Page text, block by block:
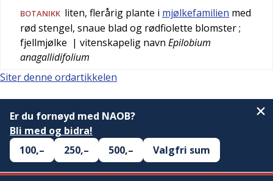
BOTANIKK liten, flerårig plante i mjølkefamilien med
rød stengel, snaue blad og rødfiolette blomster;
fjellmjølke | vitenskapelig navn Epilobium
anagallidifolium
Siter denne ordartikkelen
Er du fornøyd med NAOB?
Bli med og bidra!
100,–
250,– 500,– Valgfri sum